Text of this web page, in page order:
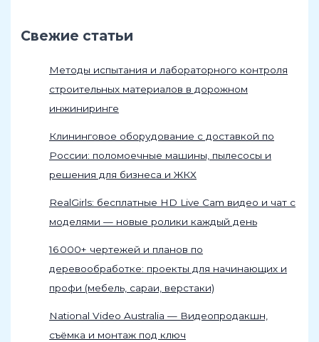
Свежие статьи
Методы испытания и лабораторного контроля
строительных материалов в дорожном
инжиниринге
Клининговое оборудование с доставкой по
России: поломоечные машины, пылесосы и
решения для бизнеса и ЖКХ
RealGirls: бесплатные HD Live Cam видео и чат с
моделями — новые ролики каждый день
16 000+ чертежей и планов по
деревообработке: проекты для начинающих и
профи (мебель, сараи, верстаки)
National Video Australia — Видеопродакшн,
съёмка и монтаж под ключ